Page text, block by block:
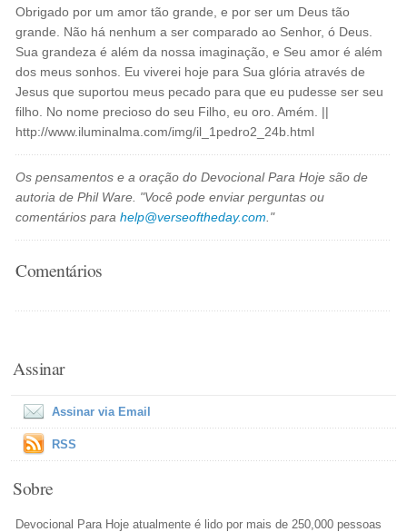
Obrigado por um amor tão grande, e por ser um Deus tão
grande. Não há nenhum a ser comparado ao Senhor, ó Deus.
Sua grandeza é além da nossa imaginação, e Seu amor é além
dos meus sonhos. Eu viverei hoje para Sua glória através de
Jesus que suportou meus pecado para que eu pudesse ser seu
filho. No nome precioso do seu Filho, eu oro. Amém. ||
http://www.iluminalma.com/img/il_1pedro2_24b.html
Os pensamentos e a oração do Devocional Para Hoje são de
autoria de Phil Ware. "Você pode enviar perguntas ou
comentários parahelp@verseoftheday.com ."
Comentários
Assinar
Assinar via Email
RSS
Sobre
Devocional Para Hoje atualmente é lido por mais de 250,000 pessoas